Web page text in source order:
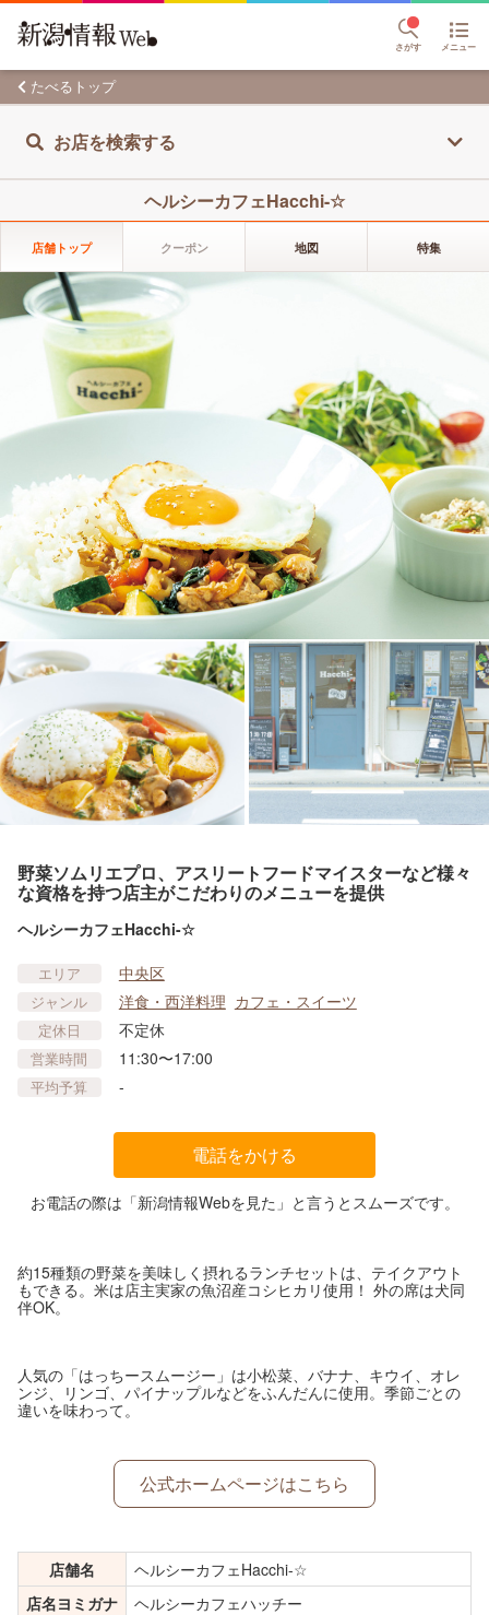
さがす メニュー
たべるトップ
お店を検索する
ヘルシーカフェHacchi-☆
店舗トップ クーポン 地図 特集
野菜ソムリエプロ、アスリートフードマイスターなど様々
な資格を持つ店主がこだわりのメニューを提供
ヘルシーカフェHacchi-☆
エリア 中央区
ジャンル 洋食・西洋料理 カフェ・スイーツ
定休日 不定休
営業時間 11:30〜17:00
平均予算 -
電話をかける
お電話の際は「新潟情報Webを見た」と言うとスムーズです。
約15種類の野菜を美味しく摂れるランチセットは、テイクアウト
もできる。米は店主実家の魚沼産コシヒカリ使用！ 外の席は犬同
伴OK。
人気の「はっちースムージー」は小松菜、バナナ、キウイ、オレ
ンジ、リンゴ、パイナップルなどをふんだんに使用。季節ごとの
違いを味わって。
公式ホームページはこちら
店舗名
ヘルシーカフェHacchi-☆
店名ヨミガナ
ヘルシーカフェハッチー